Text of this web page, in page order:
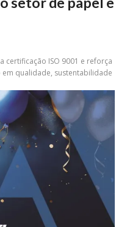
certificação ISO 9001 e reforça
qualidade, sustentabilidade